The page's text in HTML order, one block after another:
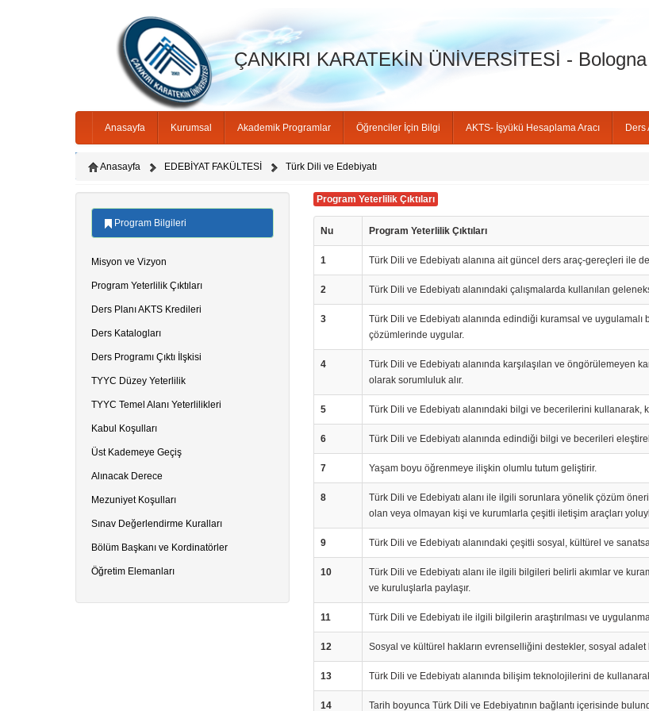
ÇANKIRI KARATEKİN ÜNİVERSİTESİ -
Anasayfa Kurumsal Akademik Programlar Öğrenciler İçin Bilgi AKTS- İşyükü Hesaplama Aracı Ders
Anasayfa EDEBİYAT FAKÜLTESİ Türk Dili ve Edebiyatı
Program Bilgileri
Misyon ve Vizyon
Program Yeterlilik Çıktıları
Ders Planı AKTS Kredileri
Ders Katalogları
Ders Programı Çıktı İlşkisi
TYYC Düzey Yeterlilik
TYYC Temel Alanı Yeterlilikleri
Kabul Koşulları
Üst Kademeye Geçiş
Alınacak Derece
Mezuniyet Koşulları
Sınav Değerlendirme Kuralları
Bölüm Başkanı ve Kordinatörler
Öğretim Elemanları
Program Yeterlilik Çıktıları
Nu Program Yeterlilik Çıktıları
1 Türk Dili ve Edebiyatı alanına ait güncel ders araç-gereçleri ile
2 Türk Dili ve Edebiyatı alanındaki çalışmalarda kullanılan
3
Türk Dili ve Edebiyatı alanında edindiği kuramsal ve uygulamalı
çözümlerinde uygular.
4
Türk Dili ve Edebiyatı alanında karşılaşılan ve öngörülemeyen
olarak sorumluluk alır.
5 Türk Dili ve Edebiyatı alanındaki bilgi ve becerilerini kullanarak,
6 Türk Dili ve Edebiyatı alanında edindiği bilgi ve becerileri
7 Yaşam boyu öğrenmeye ilişkin olumlu tutum geliştirir.
8
Türk Dili ve Edebiyatı alanı ile ilgili sorunlara yönelik çözüm
olan veya olmayan kişi ve kurumlarla çeşitli iletişim araçları
9 Türk Dili ve Edebiyatı alanındaki çeşitli sosyal, kültürel ve
10
Türk Dili ve Edebiyatı alanı ile ilgili bilgileri belirli akımlar ve
ve kuruluşlarla paylaşır.
11 Türk Dili ve Edebiyatı ile ilgili bilgilerin araştırılması ve
12 Sosyal ve kültürel hakların evrenselliğini destekler, sosyal
13 Türk Dili ve Edebiyatı alanında bilişim teknolojilerini de
14 Tarih boyunca Türk Dili ve Edebiyatının bağlantı içerisinde